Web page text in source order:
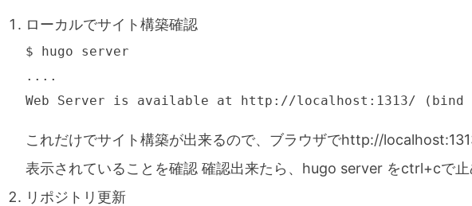
ローカルでサイト構築確認
$ hugo server
....
Web Server is available at http://localhost:1313/ (bind
これだけでサイト構築が出来るので、ブラウザでhttp://
表示されていることを確認 確認出来たら、hugo server をctrl+cで止
リポジトリ更新